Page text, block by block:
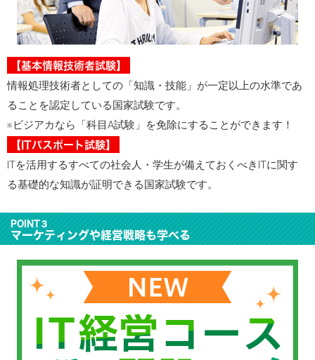
【基本情報技術者試験】
情報処理技術者としての「知識・技能」が一定以上の水準であ
ることを認定している国家試験です。
※ビジアカなら「科目A試験」を免除にすることができます！
【ITパスポート試験】
ITを活用するすべての社会人・学生が備えておくべきITに関す
る基礎的な知識が証明できる国家試験です。
POINT３
マーケティングや経営戦略も学べる